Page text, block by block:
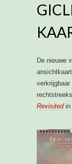
De nieuwe
Revisitedin